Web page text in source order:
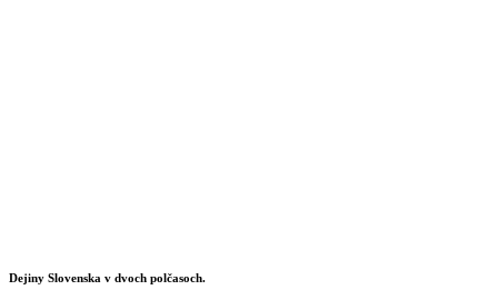
Dejiny Slovenska v dvoch polčasoch.